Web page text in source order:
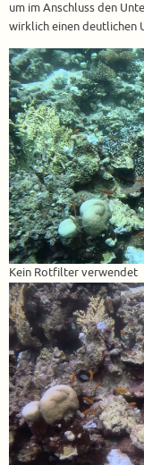
um im Anschluss den
wirklich einen deutlichen
Kein Rotfilter verwendet